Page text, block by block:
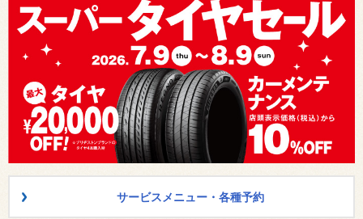
サービスメニュー・各種予約